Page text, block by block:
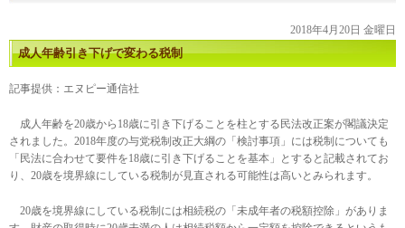
2018年4月20日 金曜日
成人年齢引き下げで変わる税制
記事提供：エヌピー通信社
成人年齢を20歳から18歳に引き下げることを柱とする民法改正案が閣議決定
されました。2018年度の与党税制改正大綱の「検討事項」には税制についても
「民法に合わせて要件を18歳に引き下げることを基本」とすると記載されてお
り、20歳を境界線にしている税制が見直される可能性は高いとみられます。
20歳を境界線にしている税制には相続税の「未成年者の税額控除」がありま